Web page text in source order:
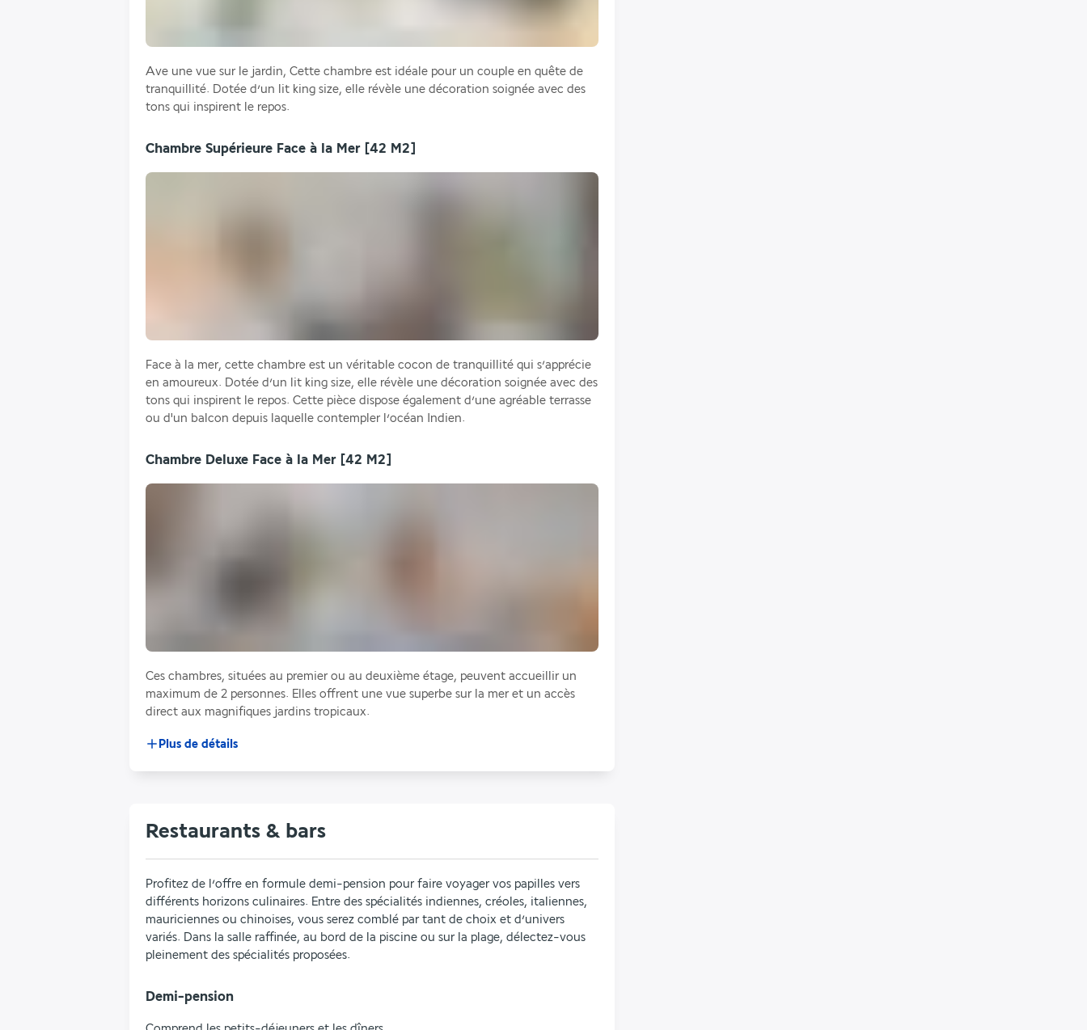
Ave une vue sur le jardin, Cette chambre est idéale pour un couple en quête de
tranquillité. Dotée d’un lit king size, elle révèle une décoration soignée avec des
tons qui inspirent le repos.
Chambre Supérieure Face à la Mer [42 M2]
Face à la mer, cette chambre est un véritable cocon de tranquillité qui s’apprécie
en amoureux. Dotée d’un lit king size, elle révèle une décoration soignée avec des
tons qui inspirent le repos. Cette pièce dispose également d’une agréable terrasse
ou d'un balcon depuis laquelle contempler l’océan Indien.
Chambre Deluxe Face à la Mer [42 M2]
Ces chambres, situées au premier ou au deuxième étage, peuvent accueillir un
maximum de 2 personnes. Elles offrent une vue superbe sur la mer et un accès
direct aux magnifiques jardins tropicaux.
Plus de détails
Restaurants & bars
Profitez de l’offre en formule demi-pension pour faire voyager vos papilles vers
différents horizons culinaires. Entre des spécialités indiennes, créoles, italiennes,
mauriciennes ou chinoises, vous serez comblé par tant de choix et d’univers
variés. Dans la salle raffinée, au bord de la piscine ou sur la plage, délectez-vous
pleinement des spécialités proposées.
Demi-pension